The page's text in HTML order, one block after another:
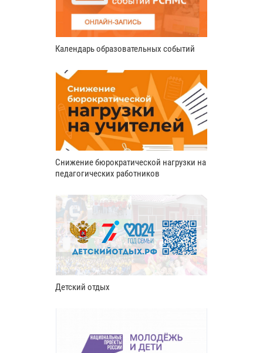
Календарь образовательных событий
Снижение бюрократической нагрузки на
педагогических работников
Детский отдых